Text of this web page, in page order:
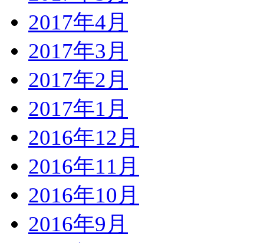
2017年4月
2017年3月
2017年2月
2017年1月
2016年12月
2016年11月
2016年10月
2016年9月